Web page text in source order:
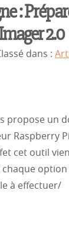
:
2.0
dans :
propose un
Raspberry
cet outil
chaque
à effectuer/